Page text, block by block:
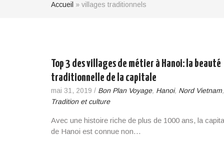
Accueil » villages traditionnels
Top 3 des villages de métier à Hanoi: la beauté
traditionnelle de la capitale
mai 31, 2019 / Bon Plan Voyage, Hanoi, Nord Vietnam,
Tradition et culture
Avec une histoire riche de plus de 1000 ans, la
de Hanoi est connue non…